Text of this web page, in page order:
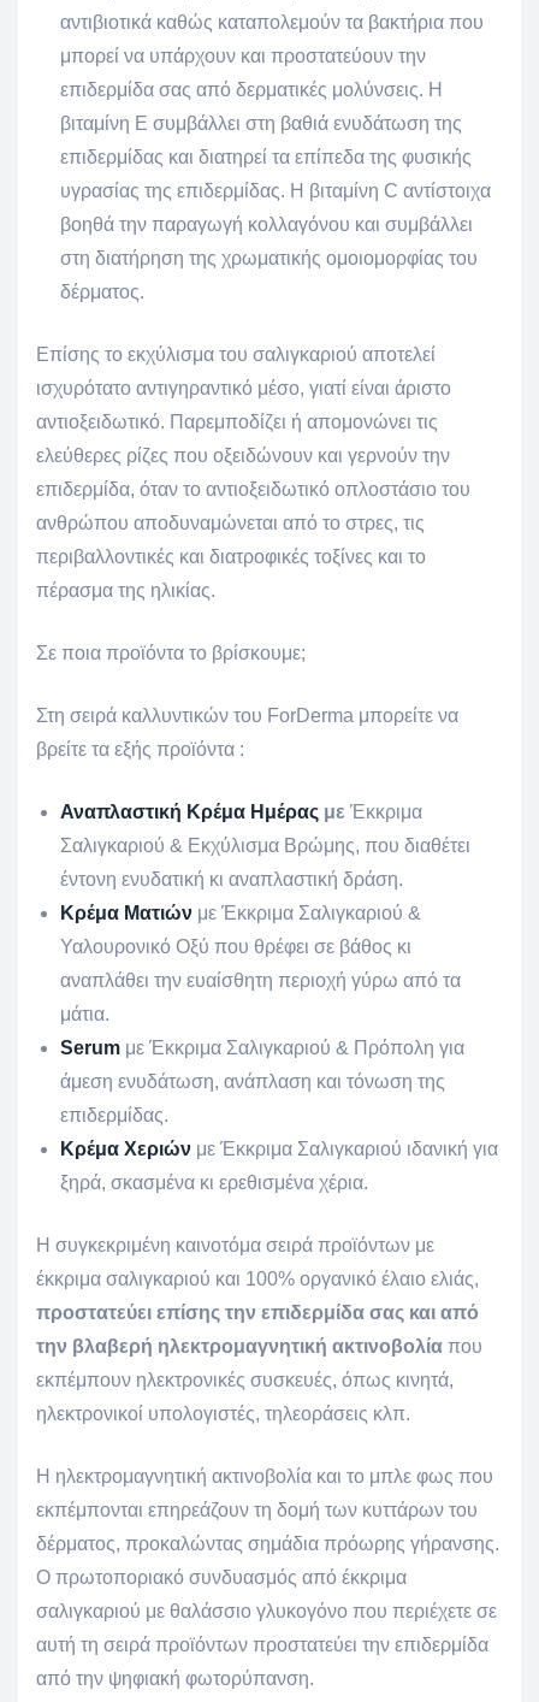
αντιβιοτικά καθώς καταπολεμούν τα βακτήρια που
μπορεί να υπάρχουν και προστατεύουν την
επιδερμίδα σας από δερματικές μολύνσεις. Η
βιταμίνη Ε συμβάλλει στη βαθιά ενυδάτωση της
επιδερμίδας και διατηρεί τα επίπεδα της φυσικής
υγρασίας της επιδερμίδας. Η βιταμίνη C αντίστοιχα
βοηθά την παραγωγή κολλαγόνου και συμβάλλει
στη διατήρηση της χρωματικής ομοιομορφίας του
δέρματος.
Επίσης το εκχύλισμα του σαλιγκαριού αποτελεί
ισχυρότατο αντιγηραντικό μέσο, γιατί είναι άριστο
αντιοξειδωτικό. Παρεμποδίζει ή απομονώνει τις
ελεύθερες ρίζες που οξειδώνουν και γερνούν την
επιδερμίδα, όταν το αντιοξειδωτικό οπλοστάσιο του
ανθρώπου αποδυναμώνεται από το στρες, τις
περιβαλλοντικές και διατροφικές τοξίνες και το
πέρασμα της ηλικίας.
Σε ποια προϊόντα το βρίσκουμε;
Στη σειρά καλλυντικών του ForDerma μπορείτε να
βρείτε τα εξής προϊόντα :
Αναπλαστική Κρέμα Ημέρας με Έκκριμα
Σαλιγκαριού & Εκχύλισμα Βρώμης, που διαθέτει
έντονη ενυδατική κι αναπλαστική δράση.
Κρέμα Ματιών με Έκκριμα Σαλιγκαριού &
Υαλουρονικό Οξύ που θρέφει σε βάθος κι
αναπλάθει την ευαίσθητη περιοχή γύρω από τα
μάτια.
Serum με Έκκριμα Σαλιγκαριού & Πρόπολη για
άμεση ενυδάτωση, ανάπλαση και τόνωση της
επιδερμίδας.
Κρέμα Χεριών με Έκκριμα Σαλιγκαριού ιδανική για
ξηρά, σκασμένα κι ερεθισμένα χέρια.
Η συγκεκριμένη καινοτόμα σειρά προϊόντων με
έκκριμα σαλιγκαριού και 100% οργανικό έλαιο ελιάς,
προστατεύει επίσης την επιδερμίδα σας και από
την βλαβερή ηλεκτρομαγνητική ακτινοβολία που
εκπέμπουν ηλεκτρονικές συσκευές, όπως κινητά,
ηλεκτρονικοί υπολογιστές, τηλεοράσεις κλπ.
Η ηλεκτρομαγνητική ακτινοβολία και το μπλε φως που
εκπέμπονται επηρεάζουν τη δομή των κυττάρων του
δέρματος, προκαλώντας σημάδια πρόωρης γήρανσης.
Ο πρωτοποριακό συνδυασμός από έκκριμα
σαλιγκαριού με θαλάσσιο γλυκογόνο που περιέχετε σε
αυτή τη σειρά προϊόντων προστατεύει την επιδερμίδα
από την ψηφιακή φωτορύπανση.